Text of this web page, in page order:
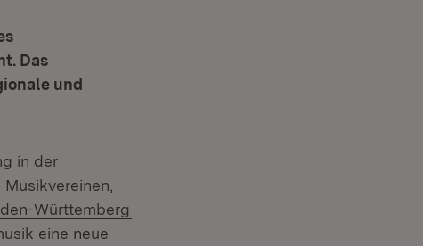
Das
und
in der
Württemberg
eine neue